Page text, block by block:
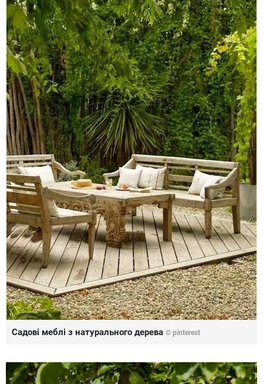
Садові меблі з натурального дерева © pinterest